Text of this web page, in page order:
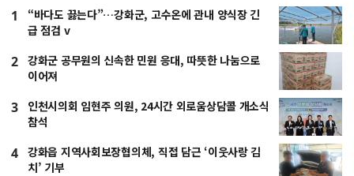
1
“바다도 끓는다”…강화군, 고수온에 관내 양식장 긴
급 점검 v
2
강화군 공무원의 신속한 민원 응대, 따뜻한 나눔으로
이어져
3
인천시의회 임현주 의원, 24시간 외로움상담콜 개소식
참석
4
강화읍 지역사회보장협의체, 직접 담근 ‘이웃사랑 김
치’ 기부